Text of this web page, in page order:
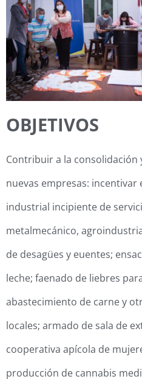
OBJETIVOS
Contribuir a la consolidación
nuevas empresas: incentivar
industrial incipiente de
metalmecánico,
de desagües y euentes;
leche; faenado de liebres
abastecimiento de carne y
locales; armado de sala de
cooperativa apícola de
producción de cannabis